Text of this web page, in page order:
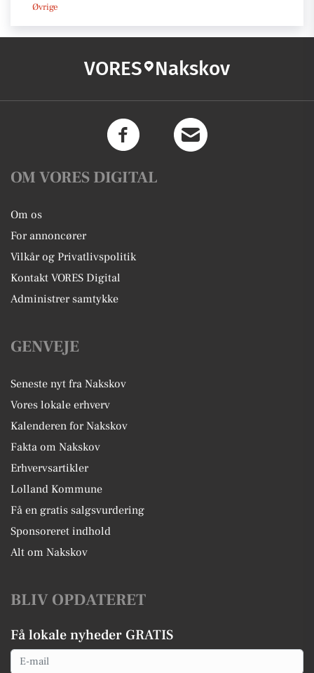
Øvrige
VORES Nakskov
OM VORES DIGITAL
Om os
For annoncører
Vilkår og Privatlivspolitik
Kontakt VORES Digital
Administrer samtykke
GENVEJE
Seneste nyt fra Nakskov
Vores lokale erhverv
Kalenderen for Nakskov
Fakta om Nakskov
Erhvervsartikler
Lolland Kommune
Få en gratis salgsvurdering
Sponsoreret indhold
Alt om Nakskov
BLIV OPDATERET
Få lokale nyheder GRATIS
Email